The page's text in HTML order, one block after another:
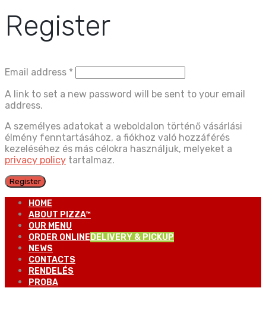
Register
Email address *
A link to set a new password will be sent to your email
address.
A személyes adatokat a weboldalon történő vásárlási
élmény fenntartásához, a fiókhoz való hozzáférés
kezeléséhez és más célokra használjuk, melyeket a
privacy policy tartalmaz.
Register
HOME
ABOUT PIZZA™
OUR MENU
ORDER ONLINE DELIVERY & PICKUP
NEWS
CONTACTS
RENDELÉS
PROBA